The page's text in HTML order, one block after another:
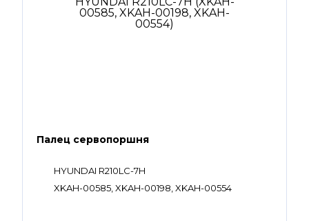
Палец сервопоршня
HYUNDAI R210LC-7H
XKAH-00585, XKAH-00198, XKAH-00554